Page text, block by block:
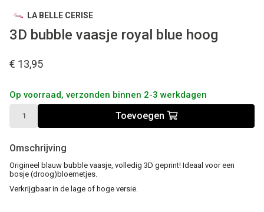
LA BELLE CERISE
3D bubble vaasje royal blue hoog
€ 13,95
Op voorraad, verzonden binnen 2-3 werkdagen
Toevoegen
Omschrijving
Origineel blauw bubble vaasje, volledig 3D geprint! Ideaal voor een
bosje (droog)bloemetjes.
Verkrijgbaar in de lage of hoge versie.